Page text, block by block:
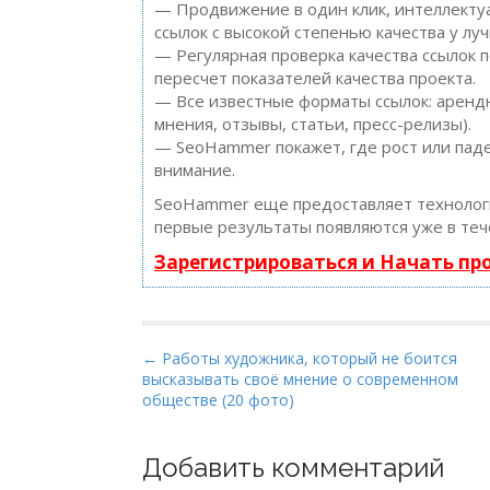
— Продвижение в один клик,
ссылок с высокой степенью качества у
— Регулярная проверка качества
пересчет показателей качества проекта.
— Все известные форматы ссылок:
мнения, отзывы, статьи, пресс-релизы).
— SeoHammer покажет, где рост или
внимание.
SeoHammer еще предоставляет
первые результаты появляются уже в
Зарегистрироваться и Начать
P
o
n
← Работы художника, который не боится
высказывать своё мнение о современном
обществе (20 фото)
Добавить комментарий